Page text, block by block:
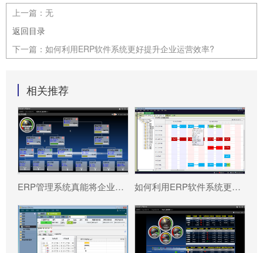
上一篇： 无
返回目录
下一篇： 如何利用ERP软件系统更好提升企业运营效率?
相关推荐
ERP管理系统真能将企业数据转化为可执行决策吗? 如何利用ERP软件系统更好提升企业运营效率?